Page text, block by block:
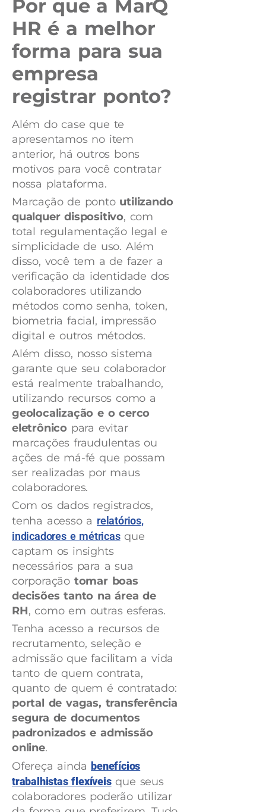
Por que a MarQ
HR é a melhor
forma para sua
empresa
registrar ponto?
Além do case que te
apresentamos no item
anterior, há outros bons
motivos para você contratar
nossa plataforma.
Marcação de ponto utilizando
qualquer dispositivo, com
total regulamentação legal e
simplicidade de uso. Além
disso, você tem a de fazer a
verificação da identidade dos
colaboradores utilizando
métodos como senha, token,
biometria facial, impressão
digital e outros métodos.
Além disso, nosso sistema
garante que seu colaborador
está realmente trabalhando,
utilizando recursos como a
geolocalização e o cerco
eletrônico para evitar
marcações fraudulentas ou
ações de má-fé que possam
ser realizadas por maus
colaboradores.
Com os dados registrados,
tenha acesso a relatórios,
indicadores e métricasque
captam os insights
necessários para a sua
corporação tomar boas
decisões tanto na área de
RH, como em outras esferas.
Tenha acesso a recursos de
recrutamento, seleção e
admissão que facilitam a vida
tanto de quem contrata,
quanto de quem é contratado:
portal de vagas, transferência
segura de documentos
padronizados e admissão
online.
Ofereça ainda benefícios
trabalhistas flexíveisque seus
colaboradores poderão utilizar